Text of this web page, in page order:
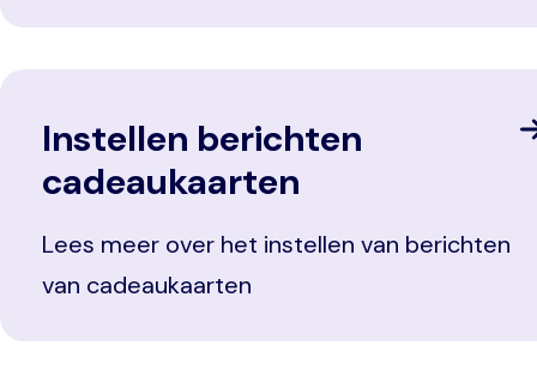
Instellen berichten
cadeaukaarten
Lees meer over het instellen van berichten
van cadeaukaarten